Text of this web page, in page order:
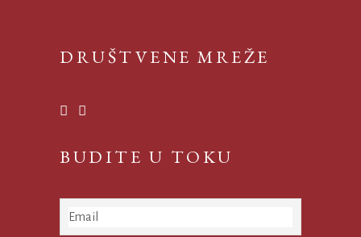
DRUŠTVENE MREŽE
BUDITE U TOKU